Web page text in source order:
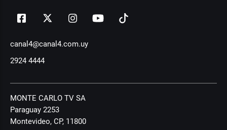
canal4@canal4.com.uy
2924 4444
MONTE CARLO TV SA
Paraguay 2253
Montevideo, CP, 11800